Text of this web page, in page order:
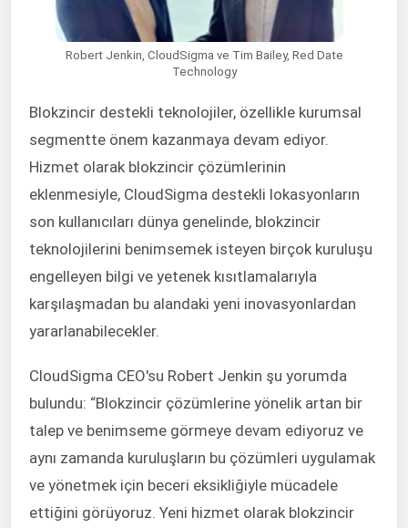
Robert Jenkin, CloudSigma ve Tim Bailey, Red Date
Technology
Blokzincir destekli teknolojiler, özellikle kurumsal
segmentte önem kazanmaya devam ediyor.
Hizmet olarak blokzincir çözümlerinin
eklenmesiyle, CloudSigma destekli lokasyonların
son kullanıcıları dünya genelinde, blokzincir
teknolojilerini benimsemek isteyen birçok kuruluşu
engelleyen bilgi ve yetenek kısıtlamalarıyla
karşılaşmadan bu alandaki yeni inovasyonlardan
yararlanabilecekler.
CloudSigma CEO'su Robert Jenkin şu yorumda
bulundu: “Blokzincir çözümlerine yönelik artan bir
talep ve benimseme görmeye devam ediyoruz ve
aynı zamanda kuruluşların bu çözümleri uygulamak
ve yönetmek için beceri eksikliğiyle mücadele
ettiğini görüyoruz. Yeni hizmet olarak blokzincir